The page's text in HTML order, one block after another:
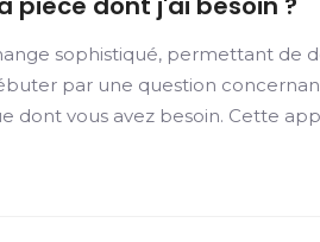
sophistiqué, permettant
par une question
vous avez besoin. Cette